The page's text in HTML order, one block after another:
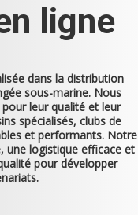
ligne
dans la distribution
sous-marine. Nous
leur qualité et leur
spécialisés, clubs de
et performants. Notre
une logistique efficace et
pour développer